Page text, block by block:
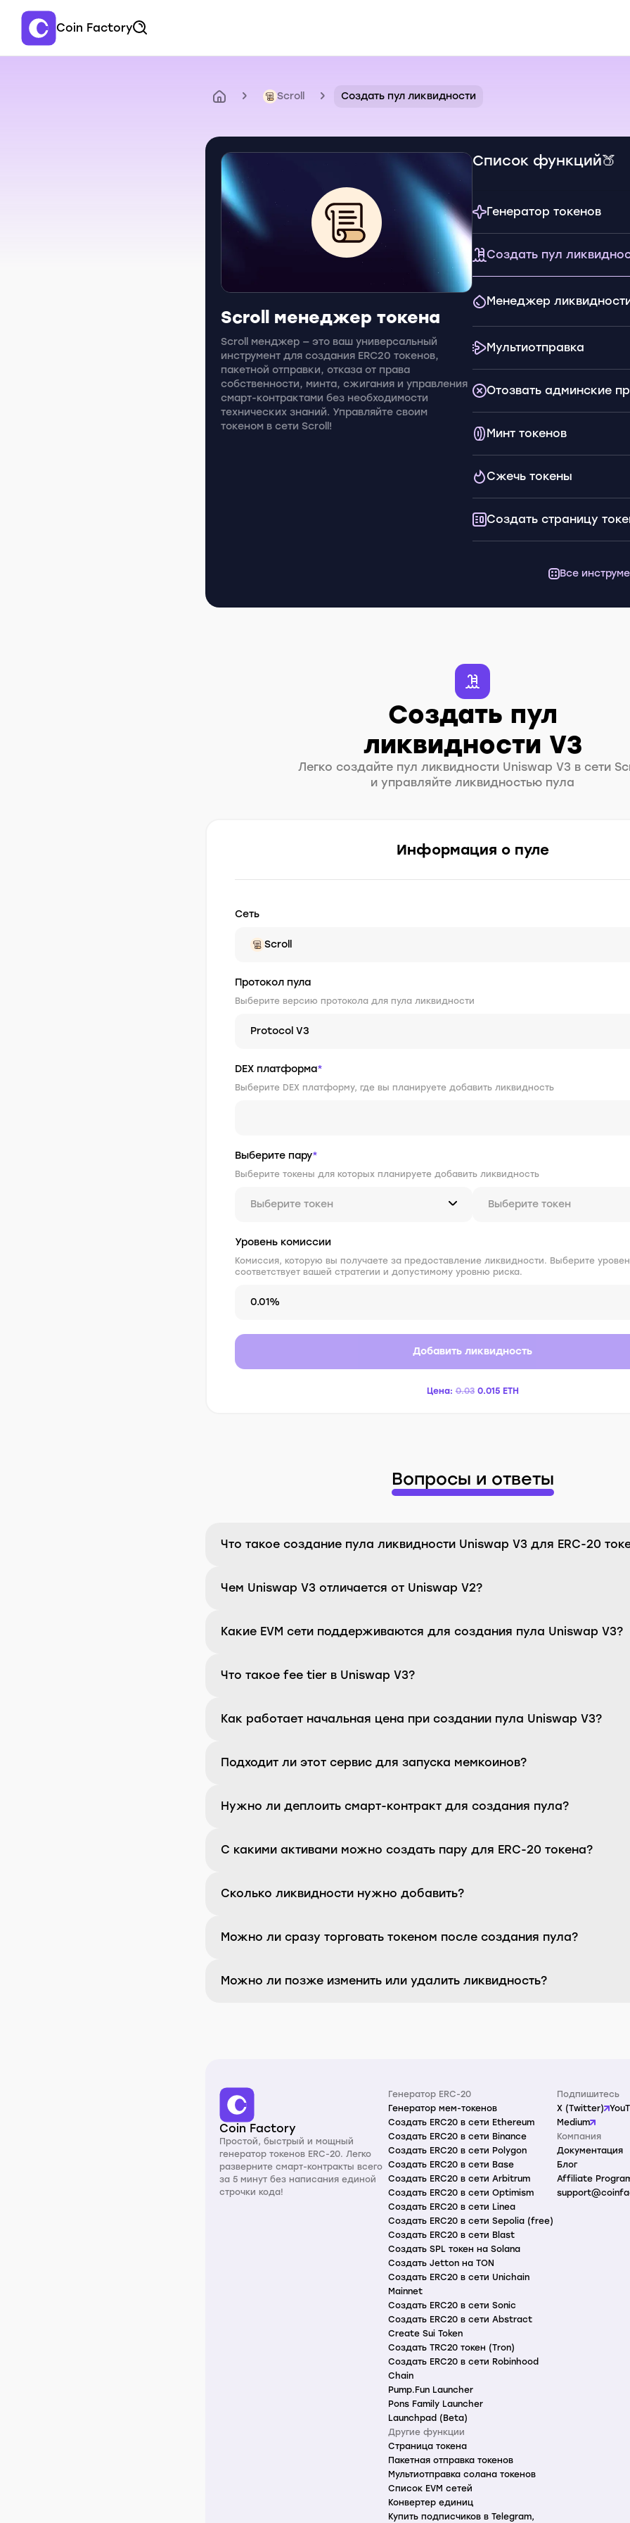
Coin Factory
Scroll Создать пул ликвидности
Scroll менеджер токена
Scroll менджер — это ваш универсальный
инструмент для создания ERC20 токенов,
пакетной отправки, отказа от права
собственности, минта, сжигания и управления
смарт-контрактами без необходимости
технических знаний. Управляйте своим
токеном в сети Scroll!
Список функций🍑
Генератор токенов
Создать пул
Менеджер
Мультиотправка
Отозвать админские
Минт токенов
Сжечь токены
Создать страницу
Все
Создать пул
ликвидности V3
Легко создайте пул ликвидности Uniswap V3 в сети
и управляйте ликвидностью пула
Информация о пуле
Сеть
Scroll
Протокол пула
Выберите версию протокола для пула ликвидности
Protocol V3
DEX платформа*
Выберите DEX платформу, где вы планируете добавить ликвидность
Выберите пару*
Выберите токены для которых планируете добавить ликвидность
Выберите токен Выберите токен
Уровень комиссии
Комиссия, которую вы получаете за предоставление ликвидности. Выберите
соответствует вашей стратегии и допустимому уровню риска.
0.01%
Добавить ликвидность
Цена: 0.03 0.015 ETH
Вопросы и ответы
Что такое создание пула ликвидности Uniswap V3 для ERC-20
Чем Uniswap V3 отличается от Uniswap V2?
Какие EVM сети поддерживаются для создания пула Uniswap V3?
Что такое fee tier в Uniswap V3?
Как работает начальная цена при создании пула Uniswap V3?
Подходит ли этот сервис для запуска мемкоинов?
Нужно ли деплоить смарт-контракт для создания пула?
С какими активами можно создать пару для ERC-20 токена?
Сколько ликвидности нужно добавить?
Можно ли сразу торговать токеном после создания пула?
Можно ли позже изменить или удалить ликвидность?
Coin Factory
Простой, быстрый и мощный
генератор токенов ERC-20. Легко
разверните смарт-контракты всего
за 5 минут без написания единой
строчки кода!
Генератор ERC-20
Генератор мем-токенов
Создать ERC20 в сети Ethereum
Создать ERC20 в сети Binance
Создать ERC20 в сети Polygon
Создать ERC20 в сети Base
Создать ERC20 в сети Arbitrum
Создать ERC20 в сети Optimism
Создать ERC20 в сети Linea
Создать ERC20 в сети Sepolia (free)
Создать ERC20 в сети Blast
Создать SPL токен на Solana
Создать Jetton на TON
Создать ERC20 в сети Unichain
Mainnet
Создать ERC20 в сети Sonic
Создать ERC20 в сети Abstract
Create Sui Token
Создать TRC20 токен (Tron)
Создать ERC20 в сети Robinhood
Chain
Pump.Fun Launcher
Pons Family Launcher
Launchpad (Beta)
Другие функции
Страница токена
Пакетная отправка токенов
Мультиотправка солана токенов
Список EVM сетей
Конвертер единиц
Купить подписчиков в Telegram,
Подпишитесь
X (Twitter)
Medium
Компания
Документация
Блог
Affiliate